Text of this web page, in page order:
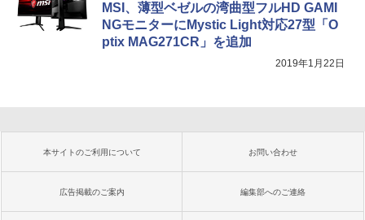
MSI、薄型ベゼルの湾曲型フルHD GAMI
NGモニターにMystic Light対応27型「O
ptix MAG271CR」を追加
2019年1月22日
本サイトのご利用について お問い合わせ
広告掲載のご案内 編集部へのご連絡